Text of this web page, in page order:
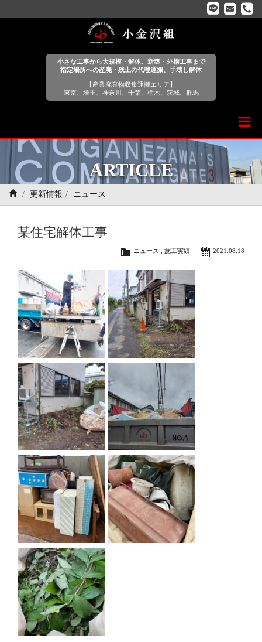
小さな工事から大規模・解体、新築・外構工事まで
指定場所への産廃・残土の代理運搬、手壊し解体
【産業廃棄物収集運搬エリア】
東京、埼玉、神奈川、千葉、栃木、茨城、群馬
Menu
ARTICLE
更新情報 ニュース
某住宅解体工事
2021.08.18
ニュース 施工実績